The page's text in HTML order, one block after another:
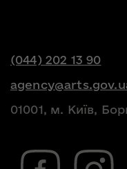
(044) 202 13 90
01001, м. Київ,